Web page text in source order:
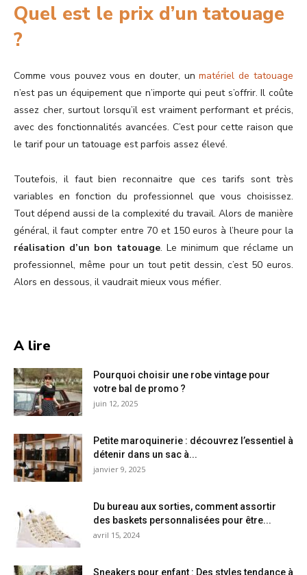
Quel est le prix d’un tatouage
?
Comme vous pouvez vous en douter, unmatériel de tatouage
n’est pas un équipement que n’importe qui peut s’offrir. Il coûte
assez cher, surtout lorsqu’il est vraiment performant et précis,
avec des fonctionnalités avancées. C’est pour cette raison que
le tarif pour un tatouage est parfois assez élevé.
Toutefois, il faut bien reconnaitre que ces tarifs sont très
variables en fonction du professionnel que vous choisissez.
Tout dépend aussi de la complexité du travail. Alors de manière
général, il faut compter entre 70 et 150 euros à l’heure pour la
réalisation d’un bon tatouage. Le minimum que réclame un
professionnel, même pour un tout petit dessin, c’est 50 euros.
Alors en dessous, il vaudrait mieux vous méfier.
A lire
Pourquoi choisir une robe vintage pour
votre bal de promo ?
juin 12, 2025
Petite maroquinerie : découvrez l’essentiel à
détenir dans un sac à...
janvier 9, 2025
Du bureau aux sorties, comment assortir
des baskets personnalisées pour être...
avril 15, 2024
Sneakers pour enfant : Des styles tendance à